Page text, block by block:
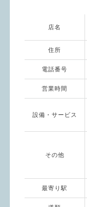
店名
住所
電話番号
営業時間
設備・サービス
その他
最寄り駅